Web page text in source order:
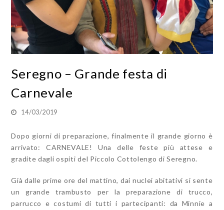
Seregno – Grande festa di
Carnevale
14/03/2019
Dopo giorni di preparazione, finalmente il grande giorno è
arrivato: CARNEVALE! Una delle feste più attese e
gradite dagli ospiti del Piccolo Cottolengo di Seregno.
Già dalle prime ore del mattino, dai nuclei abitativi si sente
un grande trambusto per la preparazione di trucco,
parrucco e costumi di tutti i partecipanti: da Minnie a